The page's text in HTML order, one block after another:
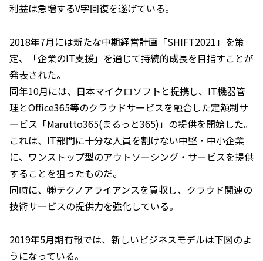
利益は急増するV字回復を遂げている。
2018年7月には新たな中期経営計画「SHIFT2021」を策
定、「企業のIT支援」を通じて持続的成長を目指すことが
発表された。
同年10月には、日本マイクロソフトと提携し、IT機器管
理とOffice365等のクラウドサービスを融合した定額制サ
ービス「Marutto365(まるっと365)」の提供を開始した。
これは、IT部門に十分な人員を割けない中堅・中小企業
に、ワンストップ型のアウトソーシング・サービスを提供
することを狙ったものだ。
同時に、㈱テクノアライアンスを買収し、クラウド関連の
技術サービスの提供力を強化している。
2019年5月期有報では、新しいビジネスモデルは下図のよ
うになっている。